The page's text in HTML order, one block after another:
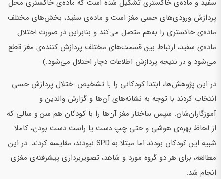
سفید و ماده‌ی خاکستری تشکیل شده است که ماده‌ی خاکستری محل
پردازش ورودی‌های حسی مغز است و ماده‌ی سفید، بخش‌های مختلف
ماده‌ی خاکستری را به‌هم متصل می‌کند و بنابراین در صورت اختلال
ماده‌ی سفید، ارتباط بین قسمت‌های مختلف پردازش کننده‌ی مغز قطع
می‌شود و در نتیجه پردازش اطلاعات دچار اختلال می‌شود.)
در این پژوهش‌ها، ابتدا کودکانی را با تشخیص اختلال پردازش حسی
انتخاب کردند با توجه به نشانه‌های آن‌ها و گزارش والدین و
آموزگاران‌شان. سپس ساختار مغز آن‌ها را با کودکان هم سن و سالی که
از لحاظ بهره‌ی هوشی و حتی چپ دست یا راست دست بودن، کاملا
شبیه این کودکان بودند اما مبتلا به SPD نبودند، مقایسه کردند. در این
مطالعه، برای هر دو گروه مورد و شاهد، تصویربرداری پیشرفته‌ی مغزی
انجام شد.